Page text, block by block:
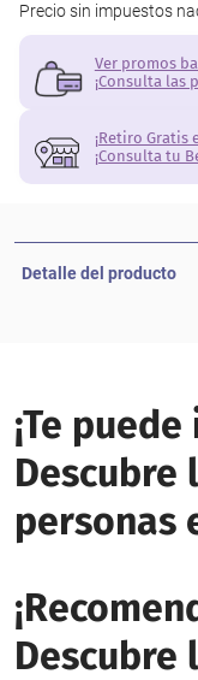
Precio sin impuestos
Ver promos
¡Consulta las
¡Retiro Gratis
¡Consulta tu
Detalle del producto
¡Te
Descubre
personas
Descubre